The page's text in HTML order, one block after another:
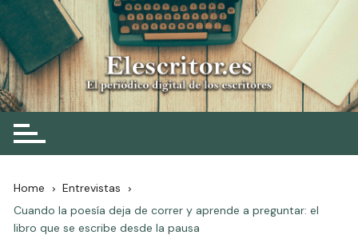
Skip
to
content
Elescritor.es
El periódico digital de los escritores
Home
Entrevistas
Cuando la poesía deja de correr y aprende a preguntar: el
libro que se escribe desde la pausa